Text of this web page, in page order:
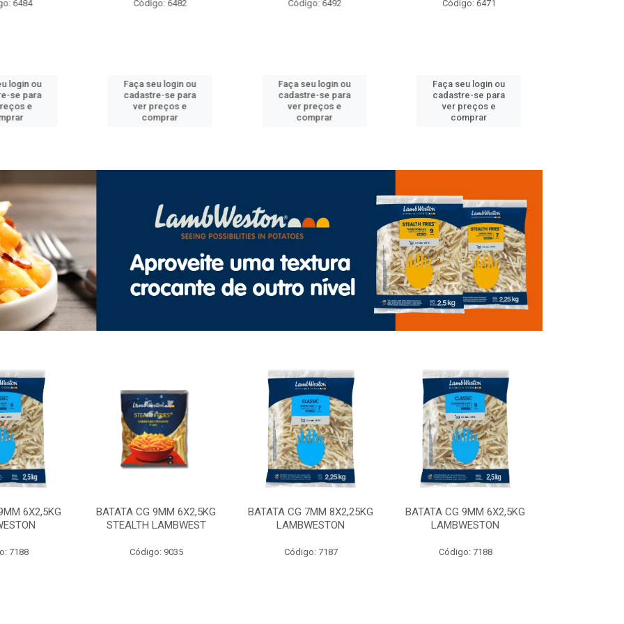
6484
login ou
se para
e
Código: 6482
Faça seu login ou
cadastre-se para
ver preços e
comprar
Código: 6492
Faça seu login ou
cadastre-se para
ver preços e
comprar
Código: 6471
Faça seu login ou
cadastre-se para
ver preços e
comprar
6X2,5KG
7188
BATATA CG 9MM 6X2,5KG
STEALTH LAMBWEST
Código: 9035
BATATA CG 7MM 8X2,25KG
LAMBWESTON
Código: 7187
BATATA CG 9MM 6X2,5KG
LAMBWESTON
Código: 7188